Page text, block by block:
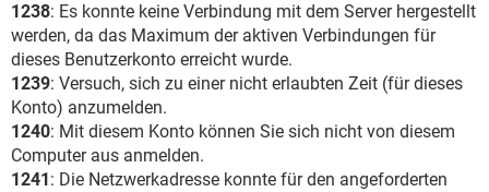
1238: Es konnte keine Verbindung mit dem Server hergestellt
werden, da das Maximum der aktiven Verbindungen für
dieses Benutzerkonto erreicht wurde.
1239: Versuch, sich zu einer nicht erlaubten Zeit (für dieses
Konto) anzumelden.
1240: Mit diesem Konto können Sie sich nicht von diesem
Computer aus anmelden.
1241: Die Netzwerkadresse konnte für den angeforderten